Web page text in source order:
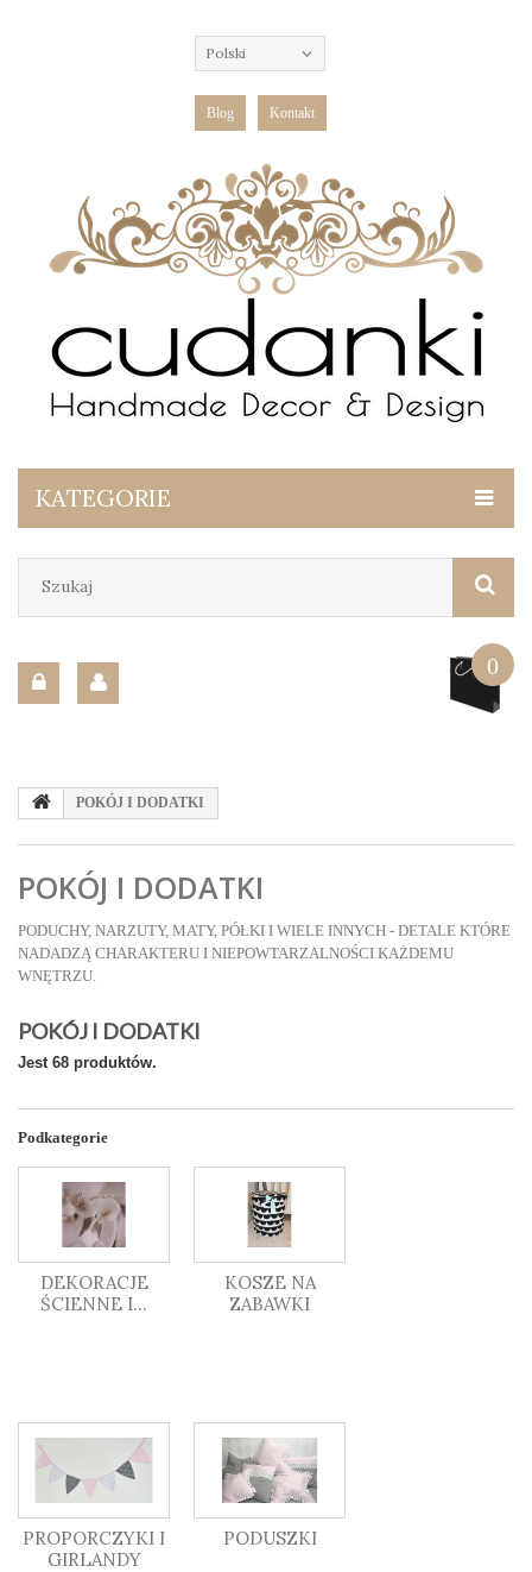
Polski
Blog Kontakt
KATEGORIE
0
POKÓJ I DODATKI
POKÓJ I DODATKI
PODUCHY, NARZUTY, MATY, PÓŁKI I WIELE INNYCH - DETALE KTÓRE
NADADZĄ CHARAKTERU I NIEPOWTARZALNOŚCI KAŻDEMU
WNĘTRZU.
POKÓJ I DODATKI
Jest 68 produktów.
Podkategorie
DEKORACJE
ŚCIENNE I...
KOSZE NA
ZABAWKI
PROPORCZYKI I
GIRLANDY
PODUSZKI